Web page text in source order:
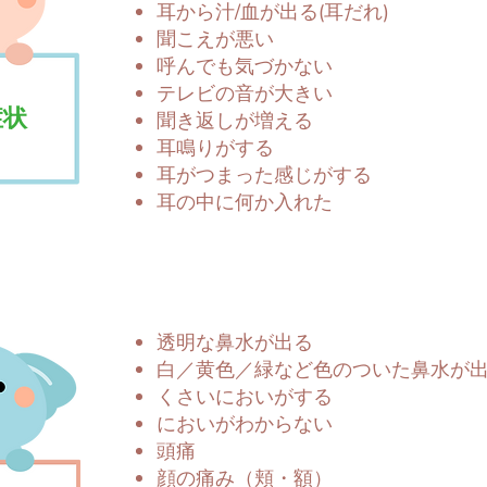
耳から汁/血が出る(耳だれ)
聞こえが悪い
呼んでも気づかない
テレビの音が大きい
聞き返しが増える
耳鳴りがする
耳がつまった感じがする
耳の中に何か入れた
透明な鼻水が出る
白／黄色／緑など色のついた鼻水が
くさいにおいがする
においがわからない
頭痛
顔の痛み（頬・額）